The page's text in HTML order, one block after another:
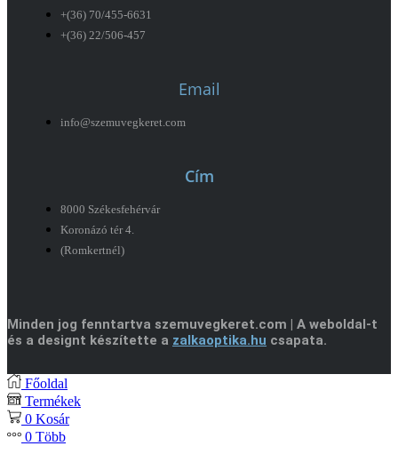
+(36) 70/455-6631
+(36) 22/506-457
Email
info@szemuvegkeret.com
Cím
8000 Székesfehérvár
Koronázó tér 4.
(Romkertnél)
Minden jog fenntartva szemuvegkeret.com | A weboldal-t
és a designt készítette a zalkaoptika.hu csapata.
Főoldal
Termékek
0 Kosár
0 Több